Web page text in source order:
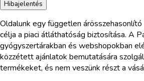
Hibajelentés
Oldalunk egy független
célja a piaci átláthatóság biztosítása. A
gyógyszertárakban és webshopokban
közzétett ajánlatok bemutatására
termékeket, és nem veszünk részt a